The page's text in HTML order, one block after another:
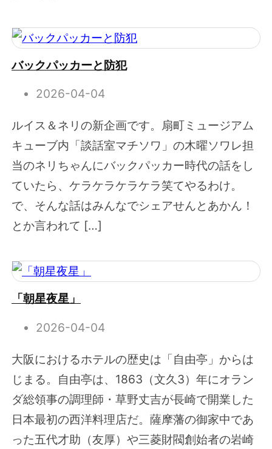
バックパッカーと防犯
2026-04-04
ルイス＆ネリの新企画です。扇町ミュージアム
キューブ内「談話室マチソワ」の木曜ソワレ担
当のネリちゃんにバックパッカー時代の話をし
ていたら、ケラケラケラケラ笑てやるわけ。
で、そんな話はみんなでシェアせんとあかん！
とか言われて […]
「朝星夜星」
2026-04-04
大阪におけるホテルの歴史は「自由亭」からは
じまる。自由亭は、1863（文久3）年にオラン
ダ総領事の調理師・草野丈吉が長崎で開業した
日本最初の西洋料理店だ。薩摩藩の御家中であ
った五代才助（友厚）や三菱財閥創始者の岩崎